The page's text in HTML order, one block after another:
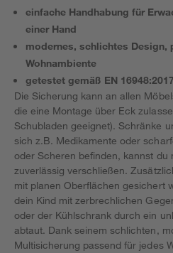
einfache Handhabung für
einer Hand
modernes, schlichtes Design,
Wohnambiente
getestet gemäß EN 16948:2017
Die Sicherung kann an allen
die eine Montage über Eck
Schubladen geeignet). Schränke
sich z.B. Medikamente oder
oder Scheren befinden, kannst du
zuverlässig verschließen.
mit planen Oberflächen gesichert
dein Kind mit zerbrechlichen
oder der Kühlschrank durch ein
abtaut. Dank seinem schlichten,
Multisicherung passend für jedes